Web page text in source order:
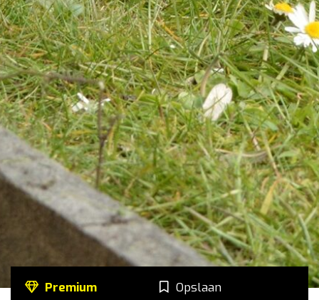
Premium Opslaan